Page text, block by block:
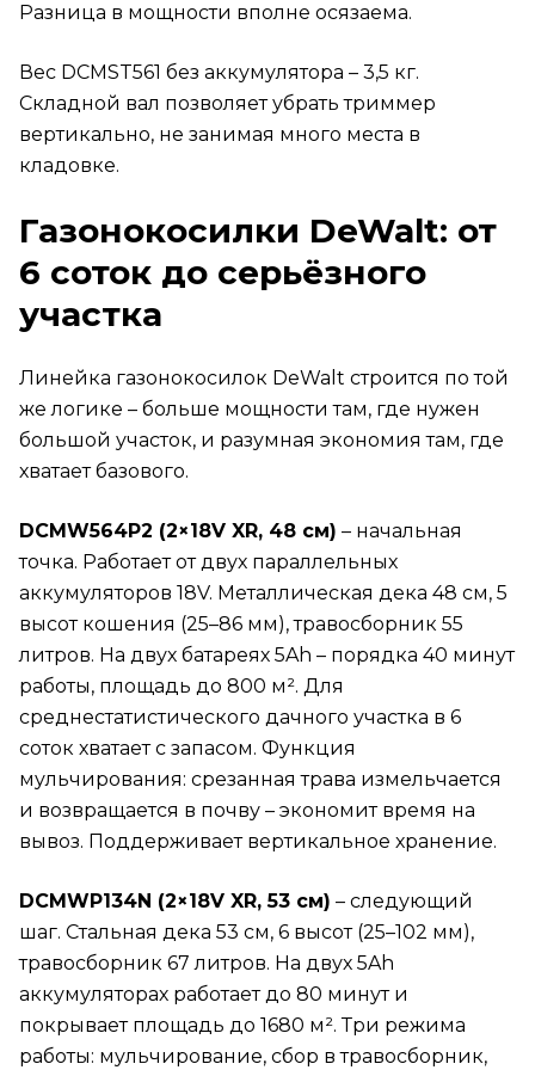
Разница в мощности вполне осязаема.
Вес DCMST561 без аккумулятора – 3,5 кг.
Складной вал позволяет убрать триммер
вертикально, не занимая много места в
кладовке.
Газонокосилки DeWalt: от
6 соток до серьёзного
участка
Линейка газонокосилок DeWalt строится по той
же логике – больше мощности там, где нужен
большой участок, и разумная экономия там, где
хватает базового.
DCMW564P2 (2×18V XR, 48 см) – начальная
точка. Работает от двух параллельных
аккумуляторов 18V. Металлическая дека 48 см, 5
высот кошения (25–86 мм), травосборник 55
литров. На двух батареях 5Ah – порядка 40 минут
работы, площадь до 800 м². Для
среднестатистического дачного участка в 6
соток хватает с запасом. Функция
мульчирования: срезанная трава измельчается
и возвращается в почву – экономит время на
вывоз. Поддерживает вертикальное хранение.
DCMWP134N (2×18V XR, 53 см) – следующий
шаг. Стальная дека 53 см, 6 высот (25–102 мм),
травосборник 67 литров. На двух 5Ah
аккумуляторах работает до 80 минут и
покрывает площадь до 1680 м². Три режима
работы: мульчирование, сбор в травосборник,